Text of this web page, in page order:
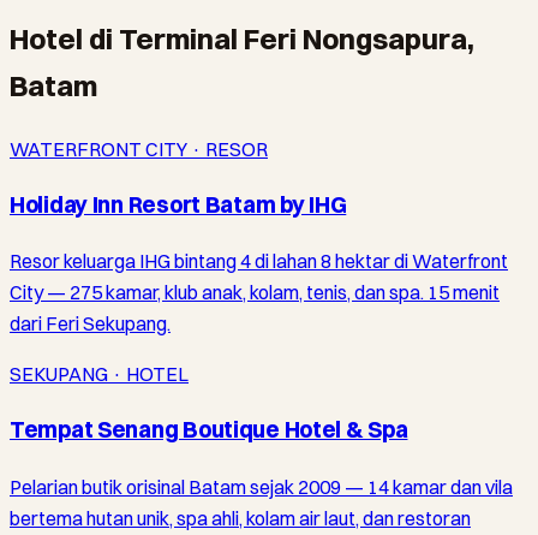
Hotel di Terminal Feri Nongsapura,
Batam
WATERFRONT CITY · RESOR
Holiday Inn Resort Batam by IHG
Resor keluarga IHG bintang 4 di lahan 8 hektar di Waterfront
City — 275 kamar, klub anak, kolam, tenis, dan spa. 15 menit
dari Feri Sekupang.
SEKUPANG · HOTEL
Tempat Senang Boutique Hotel & Spa
Pelarian butik orisinal Batam sejak 2009 — 14 kamar dan vila
bertema hutan unik, spa ahli, kolam air laut, dan restoran